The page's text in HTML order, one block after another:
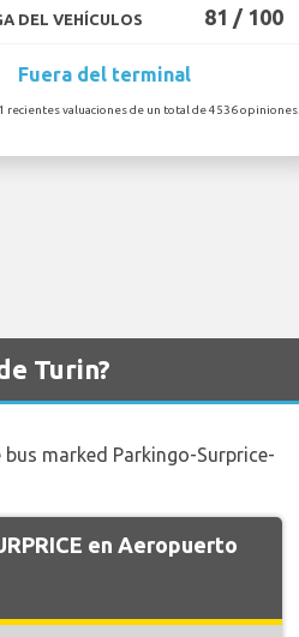
DEL VEHÍCULOS 81 / 100
Fuera del terminal
recientes valuaciones de un total de 4536 opiniones.
Turin?
marked Parkingo-Surprice-
en Aeropuerto